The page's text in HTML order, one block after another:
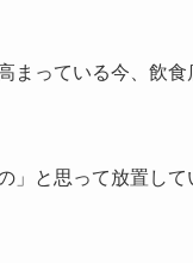
まっている今、飲
」と思って放置し